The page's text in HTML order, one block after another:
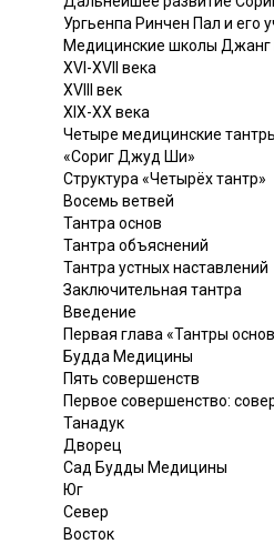
Ургьенпа Ринчен Пал и его
Медицинские школы Джанг
XVI-XVII века
XVIII век
XIX-XX века
Четыре медицинские
«Сориг Джуд Ши»
Структура «Четырёх тантр»
Восемь ветвей
Тантра основ
Тантра объяснений
Тантра устных наставлений
Заключительная тантра
Введение
Первая глава «Тантры
Будда Медицины
Пять совершенств
Первое совершенство:
Танадук
Дворец
Сад Будды Медицины
Юг
Север
Восток